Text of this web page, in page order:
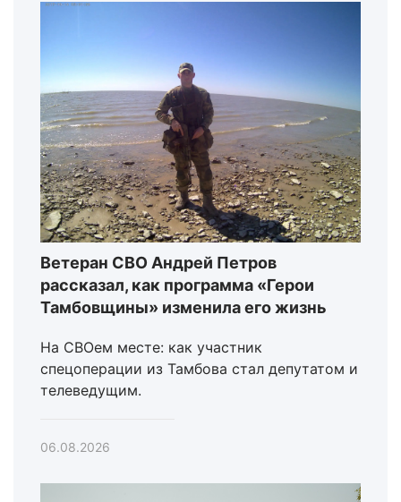
Ветеран СВО Андрей Петров
рассказал, как программа «Герои
Тамбовщины» изменила его жизнь
На СВОем месте: как участник
спецоперации из Тамбова стал депутатом и
телеведущим.
06.08.2026